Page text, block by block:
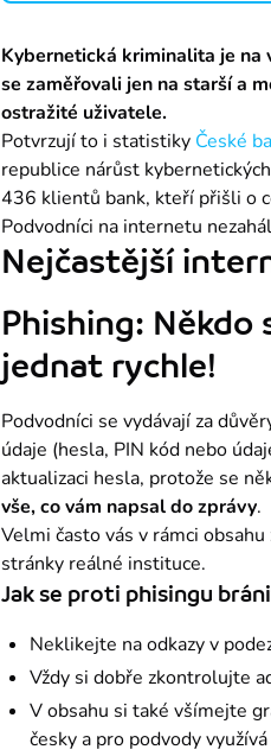
Kybernetická kriminalita je na
se zaměřovali jen na starší a
ostražité uživatele.
Potvrzují to i statistiky České
republice nárůst
436 klientů bank, kteří přišli o
Podvodníci na internetu
Nejčastější
Phishing: Někdo
jednat rychle!
Podvodníci se vydávají za
údaje (hesla, PIN kód nebo
aktualizaci hesla, protože se
vše, co vám napsal do zprávy.
Velmi často vás v rámci
stránky reálné instituce.
Jak se proti phisingu
Neklikejte na odkazy v
Vždy si dobře zkontrolujte
V obsahu si také všímejte
česky a pro podvody